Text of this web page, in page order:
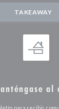
TAKEAWAY
al
para recibir